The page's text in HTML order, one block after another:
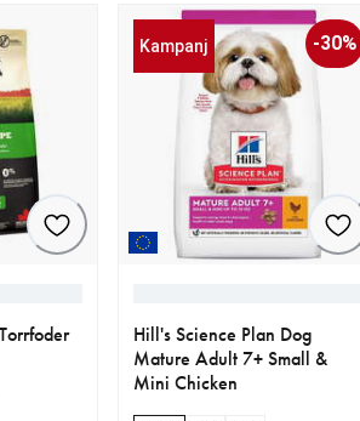
Kampanj -30%
Hill's Science Plan Dog
Mature Adult 7+ Small &
Mini Chicken